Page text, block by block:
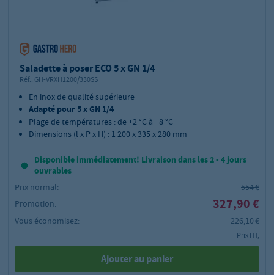
Saladette à poser ECO 5 x GN 1/4
Réf.: GH-VRXH1200/330SS
En inox de qualité supérieure
Adapté pour 5 x GN 1/4
Plage de températures : de +2 °C à +8 °C
Dimensions (l x P x H) : 1 200 x 335 x 280 mm
Disponible immédiatement! Livraison dans les 2 - 4 jours
ouvrables
Prix normal:
554 €
Promotion:
327,90 €
Vous économisez: 226,10 €
Prix HT,
Ajouter au panier